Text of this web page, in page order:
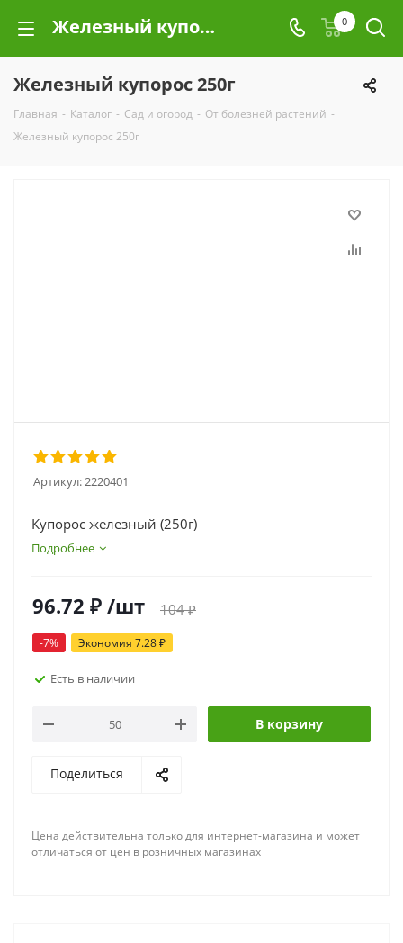
Железный купорос 250г 0
Железный купорос 250г
Главная - Каталог - Сад и огород - От болезней растений -
Железный купорос 250г
Артикул:2220401
Купорос железный (250г)
Подробнее
96.72 ₽ /шт 104₽
-7% Экономия 7.28₽
Есть в наличии
В корзину
Поделиться
Цена действительна только для интернет-магазина и может
отличаться от цен в розничных магазинах